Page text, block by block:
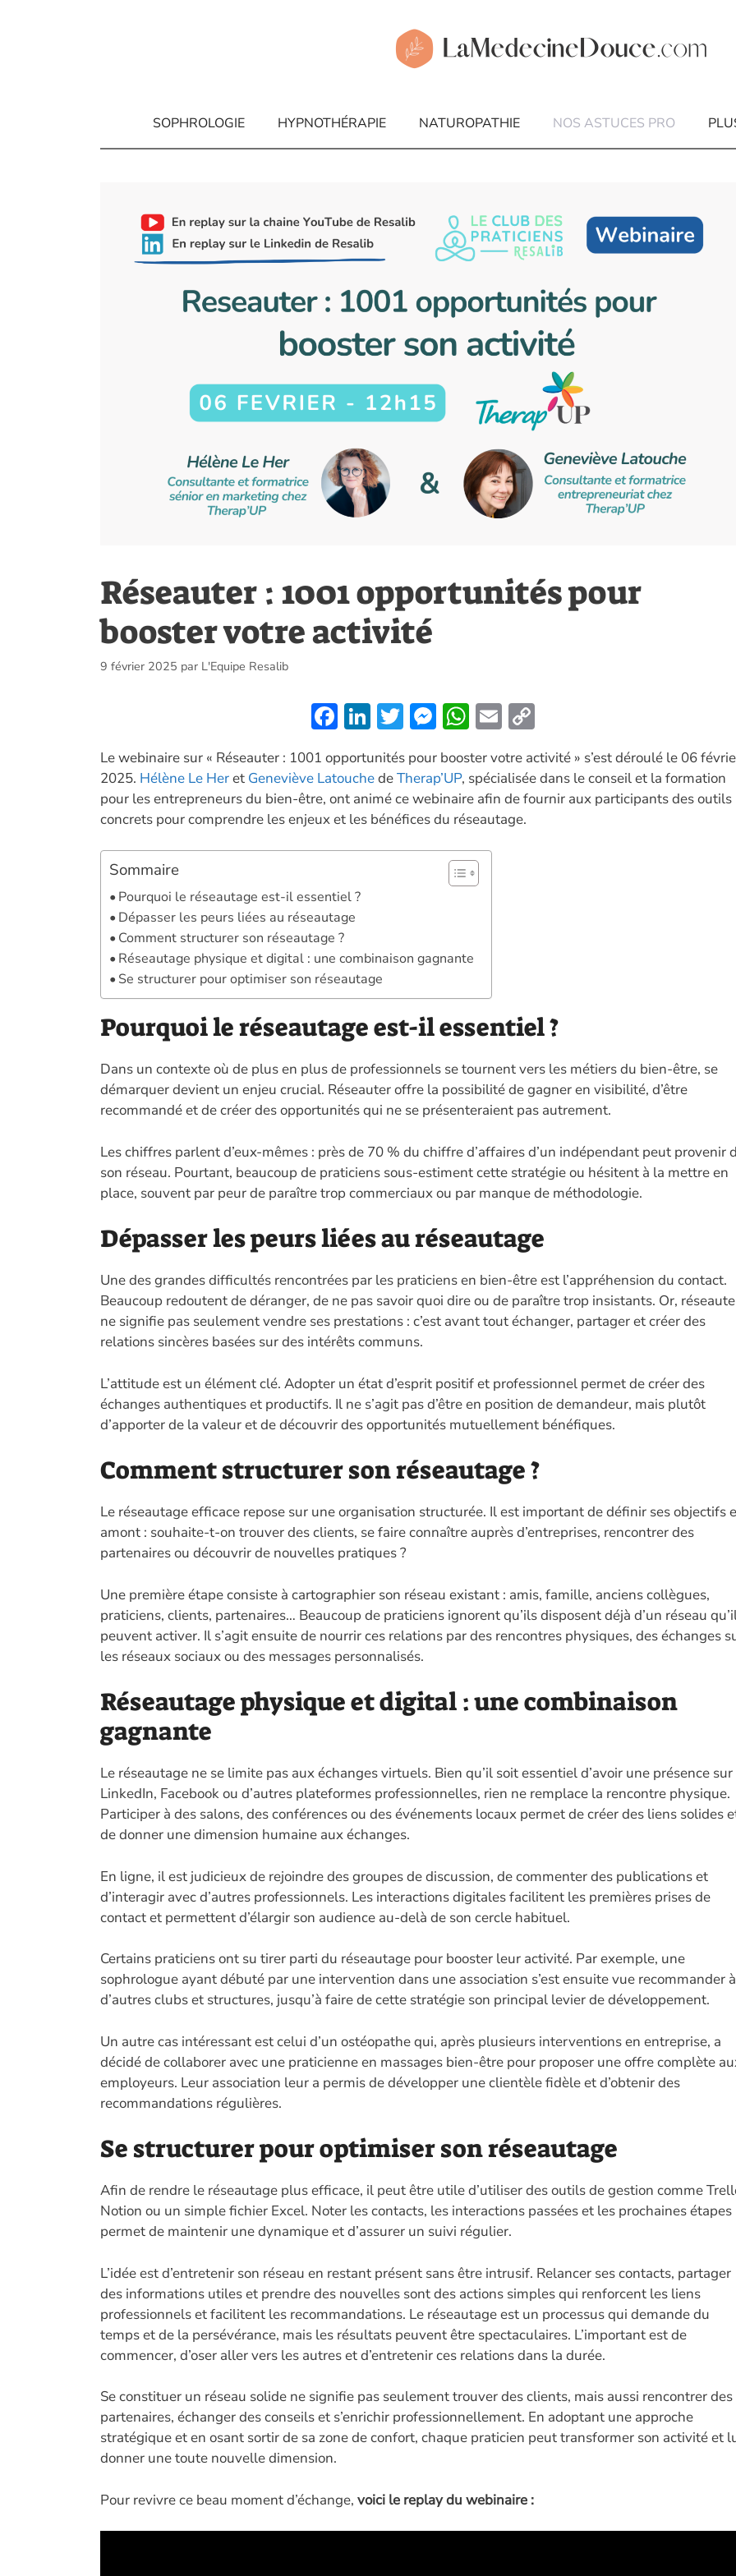
SOPHROLOGIE HYPNOTHÉRAPIE NATUROPATHIE NOS ASTUCES PRO
Réseauter : 1001 opportunités pour
booster votre activité
9 février 2025 par L'Equipe Resalib
F
e
b
o
o
Li
k
e
dI
n
T
itt
er
M
se
n
g
er
W
at
s
A
p
p
E
ai
l
p
y
Le webinaire sur « Réseauter : 1001 opportunités pour booster votre activité » s’est déroulé le 06
2025. Hélène Le Heret Geneviève LatouchedeTherap’UP, spécialisée dans le conseil et la formation
pour les entrepreneurs du bien-être, ont animé ce webinaire afin de fournir aux participants des outils
concrets pour comprendre les enjeux et les bénéfices du réseautage.
Sommaire
Pourquoi le réseautage est-il essentiel ?
Dépasser les peurs liées au réseautage
Comment structurer son réseautage ?
Réseautage physique et digital : une combinaison gagnante
Se structurer pour optimiser son réseautage
Pourquoi le réseautage est-il essentiel ?
Dans un contexte où de plus en plus de professionnels se tournent vers les métiers du bien-être, se
démarquer devient un enjeu crucial. Réseauter offre la possibilité de gagner en visibilité, d’être
recommandé et de créer des opportunités qui ne se présenteraient pas autrement.
Les chiffres parlent d’eux-mêmes : près de 70 % du chiffre d’affaires d’un indépendant peut provenir
son réseau. Pourtant, beaucoup de praticiens sous-estiment cette stratégie ou hésitent à la mettre en
place, souvent par peur de paraître trop commerciaux ou par manque de méthodologie.
Dépasser les peurs liées au réseautage
Une des grandes difficultés rencontrées par les praticiens en bien-être est l’appréhension du contact.
Beaucoup redoutent de déranger, de ne pas savoir quoi dire ou de paraître trop insistants. Or,
ne signifie pas seulement vendre ses prestations : c’est avant tout échanger, partager et créer des
relations sincères basées sur des intérêts communs.
L’attitude est un élément clé. Adopter un état d’esprit positif et professionnel permet de créer des
échanges authentiques et productifs. Il ne s’agit pas d’être en position de demandeur, mais plutôt
d’apporter de la valeur et de découvrir des opportunités mutuellement bénéfiques.
Comment structurer son réseautage ?
Le réseautage efficace repose sur une organisation structurée. Il est important de définir ses objectifs
amont : souhaite-t-on trouver des clients, se faire connaître auprès d’entreprises, rencontrer des
partenaires ou découvrir de nouvelles pratiques ?
Une première étape consiste à cartographier son réseau existant : amis, famille, anciens collègues,
praticiens, clients, partenaires… Beaucoup de praticiens ignorent qu’ils disposent déjà d’un réseau
peuvent activer. Il s’agit ensuite de nourrir ces relations par des rencontres physiques, des échanges
les réseaux sociaux ou des messages personnalisés.
Réseautage physique et digital : une combinaison
gagnante
Le réseautage ne se limite pas aux échanges virtuels. Bien qu’il soit essentiel d’avoir une présence sur
LinkedIn, Facebook ou d’autres plateformes professionnelles, rien ne remplace la rencontre physique.
Participer à des salons, des conférences ou des événements locaux permet de créer des liens solides
de donner une dimension humaine aux échanges.
En ligne, il est judicieux de rejoindre des groupes de discussion, de commenter des publications et
d’interagir avec d’autres professionnels. Les interactions digitales facilitent les premières prises de
contact et permettent d’élargir son audience au-delà de son cercle habituel.
Certains praticiens ont su tirer parti du réseautage pour booster leur activité. Par exemple, une
sophrologue ayant débuté par une intervention dans une association s’est ensuite vue recommander à
d’autres clubs et structures, jusqu’à faire de cette stratégie son principal levier de développement.
Un autre cas intéressant est celui d’un ostéopathe qui, après plusieurs interventions en entreprise, a
décidé de collaborer avec une praticienne en massages bien-être pour proposer une offre complète
employeurs. Leur association leur a permis de développer une clientèle fidèle et d’obtenir des
recommandations régulières.
Se structurer pour optimiser son réseautage
Afin de rendre le réseautage plus efficace, il peut être utile d’utiliser des outils de gestion comme
Notion ou un simple fichier Excel. Noter les contacts, les interactions passées et les prochaines étapes
permet de maintenir une dynamique et d’assurer un suivi régulier.
L’idée est d’entretenir son réseau en restant présent sans être intrusif. Relancer ses contacts, partager
des informations utiles et prendre des nouvelles sont des actions simples qui renforcent les liens
professionnels et facilitent les recommandations. Le réseautage est un processus qui demande du
temps et de la persévérance, mais les résultats peuvent être spectaculaires. L’important est de
commencer, d’oser aller vers les autres et d’entretenir ces relations dans la durée.
Se constituer un réseau solide ne signifie pas seulement trouver des clients, mais aussi rencontrer des
partenaires, échanger des conseils et s’enrichir professionnellement. En adoptant une approche
stratégique et en osant sortir de sa zone de confort, chaque praticien peut transformer son activité et
donner une toute nouvelle dimension.
Pour revivre ce beau moment d’échange, voici le replay du webinaire :